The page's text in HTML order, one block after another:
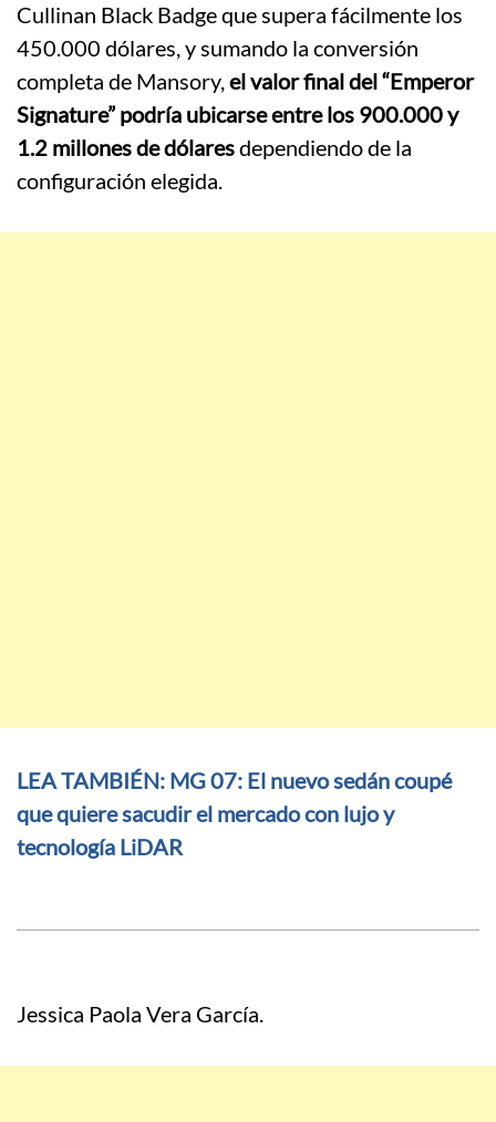
Cullinan Black Badgeque supera fácilmente los
450.000 dólares, y sumando la conversión
completa de Mansory,el valor final del “Emperor
Signature” podría ubicarse entre los 900.000 y
1.2 millones de dólaresdependiendo de la
configuración elegida.
LEA TAMBIÉN: MG 07: El nuevo sedán coupé
que quiere sacudir el mercado con lujo y
tecnología LiDAR
Jessica Paola Vera García.